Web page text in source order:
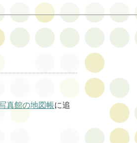
真館の地図帳に追